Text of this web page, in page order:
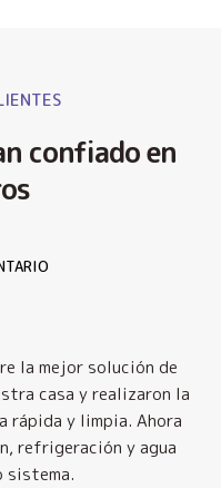
confiado en
la mejor solución de
casa y realizaron la
rápida y limpia. Ahora
refrigeración y agua
sistema.